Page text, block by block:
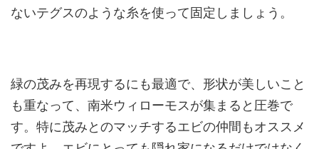
ないテグスのような糸を使って固定しましょう。
緑の茂みを再現するにも最適で、形状が美しいこと
も重なって、南米ウィローモスが集まると圧巻で
す。特に茂みとのマッチするエビの仲間もオススメ